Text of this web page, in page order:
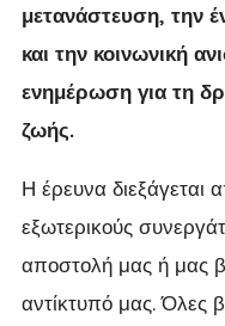
μετανάστευση, την
και την κοινωνική
ενημέρωση για τη
ζωής.
Η έρευνα
εξωτερικούς
αποστολή μας ή μας
αντίκτυπό μας. Όλες